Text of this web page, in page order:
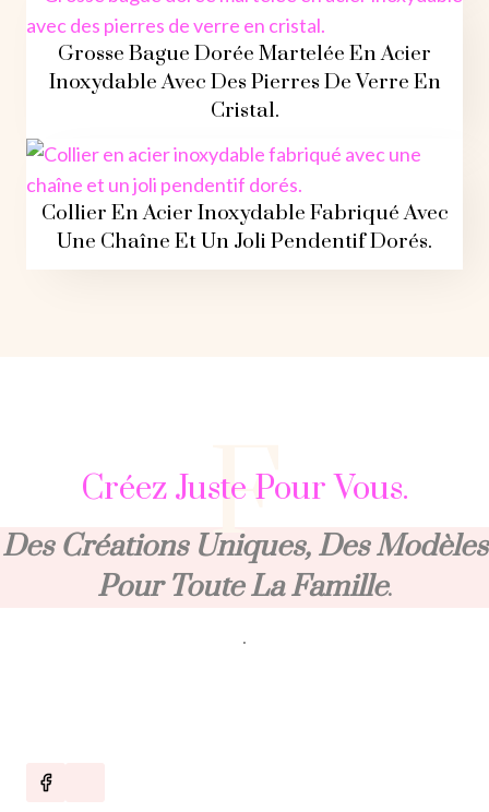
Grosse Bague Dorée Martelée En Acier
Inoxydable Avec Des Pierres De Verre En
Cristal.
Collier En Acier Inoxydable Fabriqué Avec
Une Chaîne Et Un Joli Pendentif Dorés.
F
Créez Juste Pour Vous.
Des Créations Uniques, Des Modèles
Pour Toute La Famille.
.